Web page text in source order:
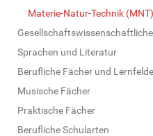
Materie-Natur-Technik (MNT)
Sprachen und Literatur
Berufliche Fächer und
Musische Fächer
Praktische Fächer
Berufliche Schularten